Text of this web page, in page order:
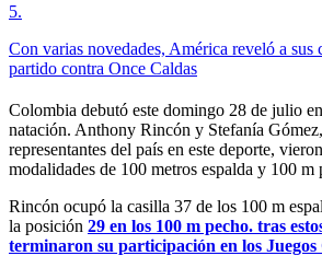
5.
Con varias novedades, América reveló a sus
partido contra Once Caldas
Colombia debutó este domingo 28 de julio
natación. Anthony Rincón y Stefanía
representantes del país en este deporte,
modalidades de 100 metros espalda y 100 m
Rincón ocupó la casilla 37 de los 100 m
la posición 29 en los 100 m pecho. tras
terminaron su participación en los Juegos